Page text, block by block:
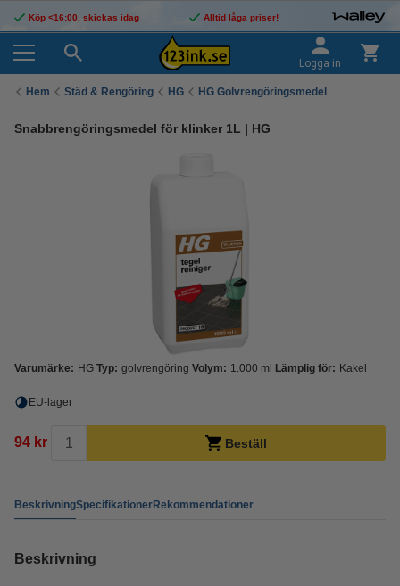
Köp <16:00, skickas idag Alltid låga priser!
Logga in
Hem Städ & Rengöring HG HG Golvrengöringsmedel
Snabbrengöringsmedel för klinker 1L | HG
Varumärke: HG Typ: golvrengöring Volym: 1.000 ml Lämplig för: Kakel
EU-lager
94 kr Beställ
BeskrivningSpecifikationerRekommendationer
Beskrivning